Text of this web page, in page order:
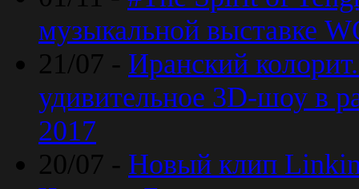
музыкальной выставке
21/07 - Иранский
удивительное 3D-шоу в
2017
20/07 - Новый клип Linkin